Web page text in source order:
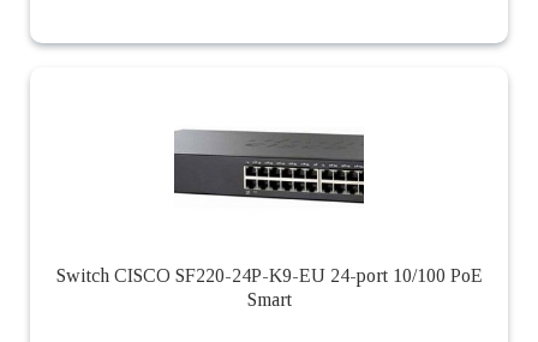
Switch CISCO SF220-24P-K9-EU 24-port 10/100 PoE
Smart